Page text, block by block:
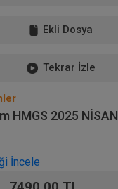
Ekli Dosya
Tekrar İzle
HMGS 2025 NİSAN
İncele